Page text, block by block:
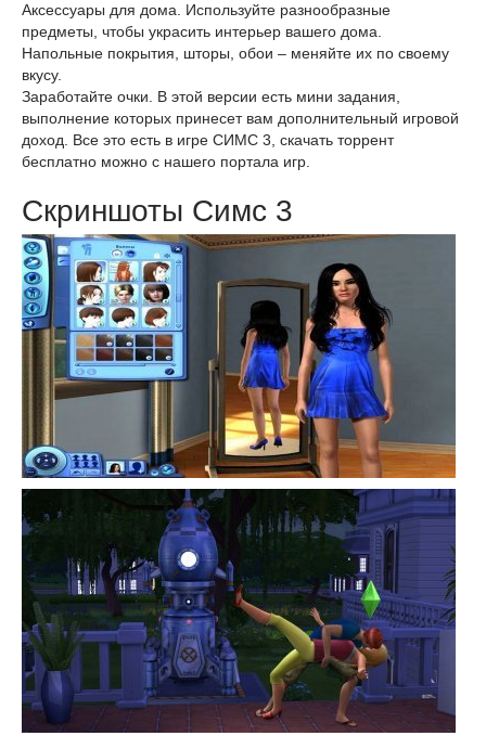
Аксессуары для дома. Используйте разнообразные
предметы, чтобы украсить интерьер вашего дома.
Напольные покрытия, шторы, обои – меняйте их по своему
вкусу.
Заработайте очки. В этой версии есть мини задания,
выполнение которых принесет вам дополнительный игровой
доход. Все это есть в игре СИМС 3, скачать торрент
бесплатно можно с нашего портала игр.
Скриншоты Симс 3